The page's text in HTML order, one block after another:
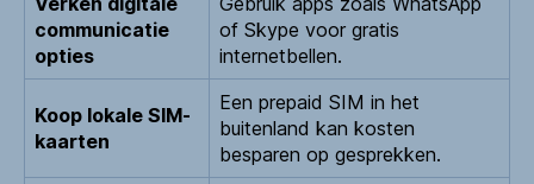
communicatie
opties
of Skype voor gratis
internetbellen.
Koop lokale SIM-
kaarten
Een prepaid SIM in het
buitenland kan kosten
besparen op gesprekken.